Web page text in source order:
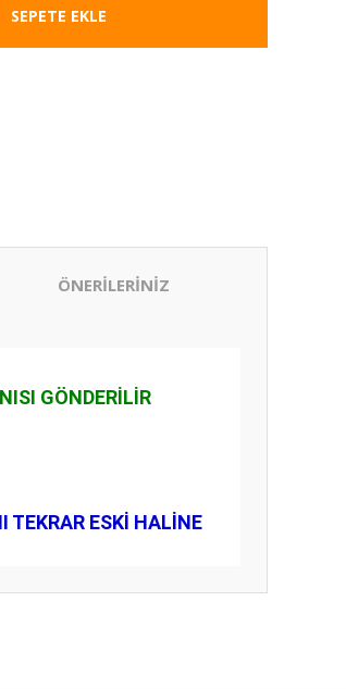
SEPETE EKLE
ÖNERİLERİNİZ
GÖNDERİLİR
TEKRAR ESKİ HALİNE